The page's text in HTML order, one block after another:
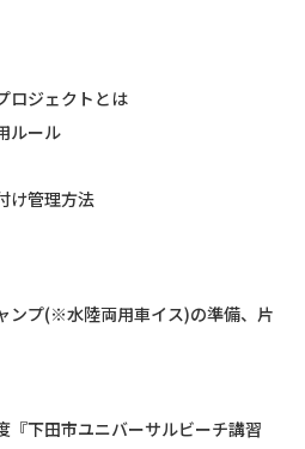
ロジェクトとは
ルール
け管理方法
ンプ(※水陸両用車イス)の準備、片
『下田市ユニバーサルビーチ講習